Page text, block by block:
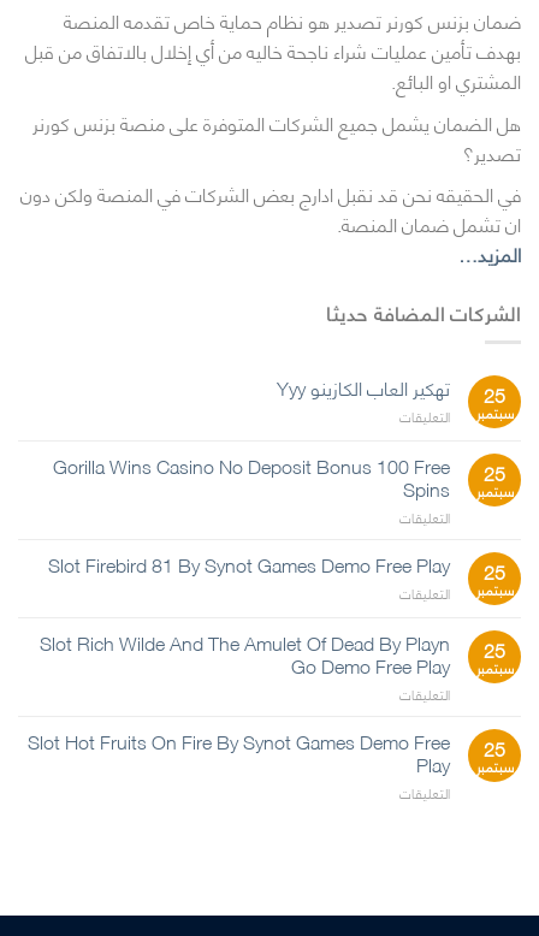
ضمان بزنس كورنر تصدير هو نظام حماية خاص تقدمه المنصة
بهدف تأمين عمليات شراء ناجحة خاليه من أي إخلال بالاتفاق من قبل
المشتري او البائع.
هل الضمان يشمل جميع الشركات المتوفرة على منصة بزنس كورنر
تصدير؟
في الحقيقه نحن قد نقبل ادارج بعض الشركات في المنصة ولكن دون
ان تشمل ضمان المنصة.
المزيد…
الشركات المضافة حديثا
25
سبتمبر
تهكير العاب الكازينو Yyy
التعليقات
العاب
الكازينو
25
سبتمبر
Gorilla Wins Casino No Deposit Bonus 100 Free
Spins
التعليقات
Wins
Casino
Bonus
100
Free
25
سبتمبر
Slot Firebird 81 By Synot Games Demo Free Play
التعليقات
Firebird
81
By
Demo
Free
25
سبتمبر
Slot Rich Wilde And The Amulet Of Dead By Playn
Go Demo Free Play
التعليقات
Rich
Wilde
Go
25
سبتمبر
Slot Hot Fruits On Fire By Synot Games Demo Free
Play
التعليقات
By